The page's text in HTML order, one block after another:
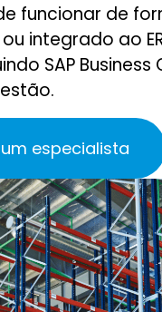
funcionar de
integrado ao
SAP Business
especialista